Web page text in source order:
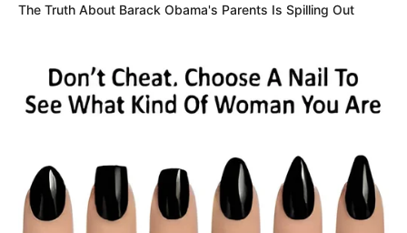
Karena itu, dalam tasawuf, yang harus pertama kau
Guru adalah siapa saja yang mengajariku walau
sehuruf. Maka, berakhlaklah pada siapapun, karena
Yang perlu kau dengar hanya dua jenis orang, yakni
yang mencintaimu karena dia bicara dengan
ketulusan dan yang pintar karena dia bicara dengan
The Truth About Barack Obama's Parents Is Spilling Out